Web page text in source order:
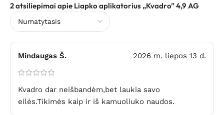
2 atsiliepimai apie Liapko aplikatorius „Kvadro” 4,9 AG
Mindaugas Š. 2026 m. liepos 13 d.
Kvadro dar neišbandėm,bet laukia savo
eilės.Tikimės kaip ir iš kamuoliuko naudos.